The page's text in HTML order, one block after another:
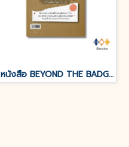
หนังสือ BEYOND THE BADGE เปิดแฟ้มคดีลับ?FBI THAILAND